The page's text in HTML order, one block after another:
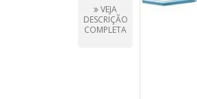
VEJA
DESCRIÇÃO
COMPLETA